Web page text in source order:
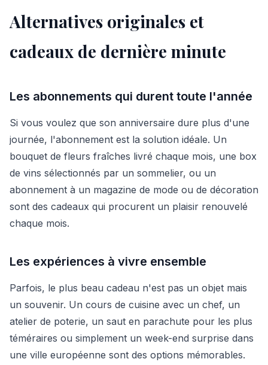
Alternatives originales et
cadeaux de dernière minute
Les abonnements qui durent toute l'année
Si vous voulez que son anniversaire dure plus d'une
journée, l'abonnement est la solution idéale. Un
bouquet de fleurs fraîches livré chaque mois, une box
de vins sélectionnés par un sommelier, ou un
abonnement à un magazine de mode ou de décoration
sont des cadeaux qui procurent un plaisir renouvelé
chaque mois.
Les expériences à vivre ensemble
Parfois, le plus beau cadeau n'est pas un objet mais
un souvenir. Un cours de cuisine avec un chef, un
atelier de poterie, un saut en parachute pour les plus
téméraires ou simplement un week-end surprise dans
une ville européenne sont des options mémorables.